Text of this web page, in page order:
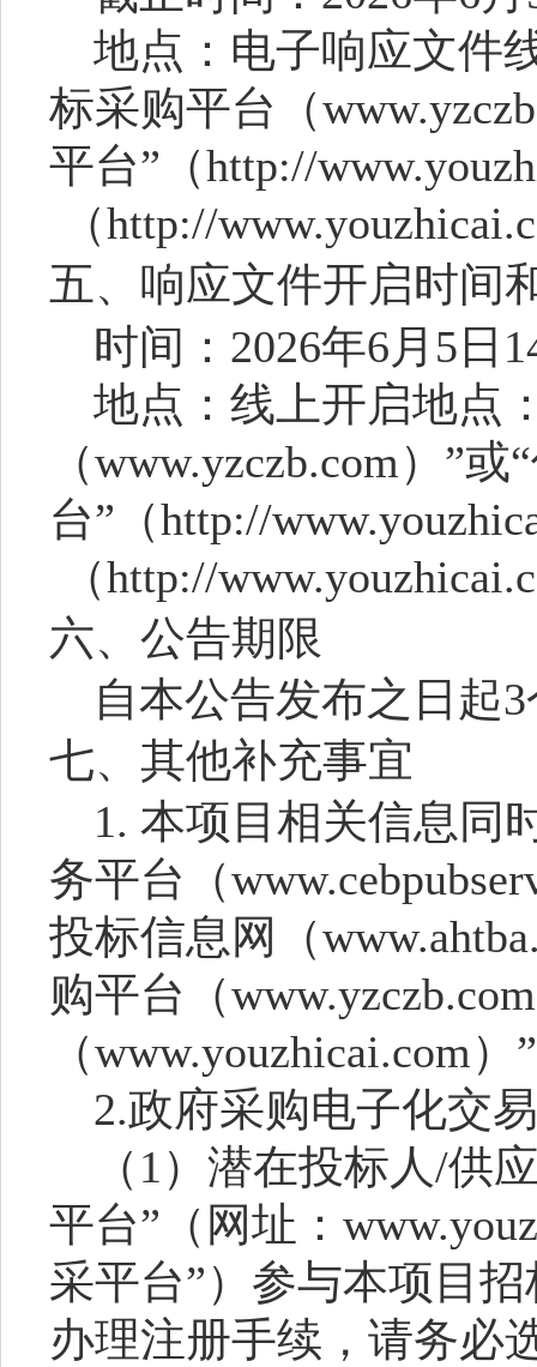
地点：电子响应文件
标采购平台（
平台”（http://
（http://
五、响应文件开启时间
时间： 2026年6月 5 日
地点：线上开启地点
（www.yzczb.com）”
台”（http://
（http://
六、公告期限
自本公告发布之日起
七、其他补充事宜
1. 本项目相关信息同
务平台（
投标信息网（
购平台（
（www.youzhicai.com
2.政府采购电子化交
（ 1）潜在投标人/供
平台”（网址：
采平台”）参与本项目
办理注册手续，请务必